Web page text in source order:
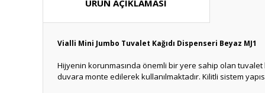
ÜRÜN AÇIKLAMASI
Vialli Mini Jumbo Tuvalet Kağıdı Dispenseri Beyaz MJ1
Hijyenin korunmasında önemli bir yere sahip olan tuvalet
duvara monte edilerek kullanılmaktadır. Kilitli sistem